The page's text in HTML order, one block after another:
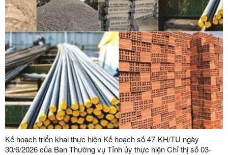
Kế hoạch triển khai thực hiện Kế hoạch số 47-KH/TU ngày
30/6/2026 của Ban Thường vụ Tỉnh ủy thực hiện Chỉ thị số 03-